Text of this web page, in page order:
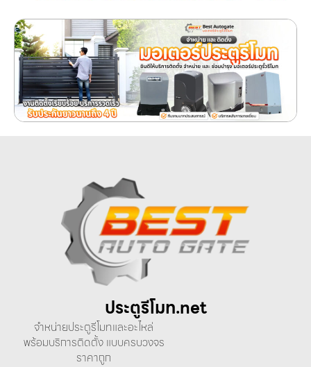
ประตูรีโมท.net
จำหน่ายประตูรีโมทและอะไหล่
พร้อมบริการติดตั้ง แบบครบวงจร
ราคาถูก